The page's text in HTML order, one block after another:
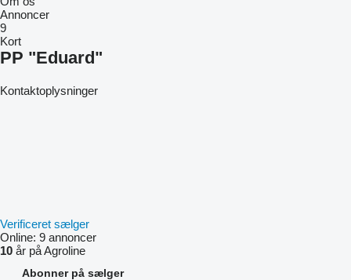
Annoncer
9
Kort
PP "Eduard"
Kontaktoplysninger
Verificeret sælger
Online: 9 annoncer
10 år på Agroline
Abonner på sælger